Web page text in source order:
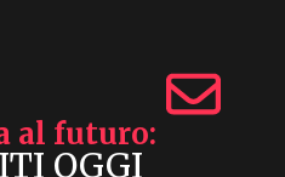
al futuro
OGGI